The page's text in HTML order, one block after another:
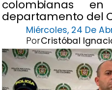
colombianas
departamento del
Miércoles, 24 De
Cristóbal
Por